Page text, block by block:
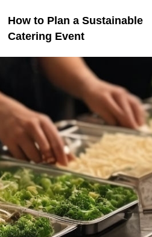
How to Plan a Sustainable
Catering Event